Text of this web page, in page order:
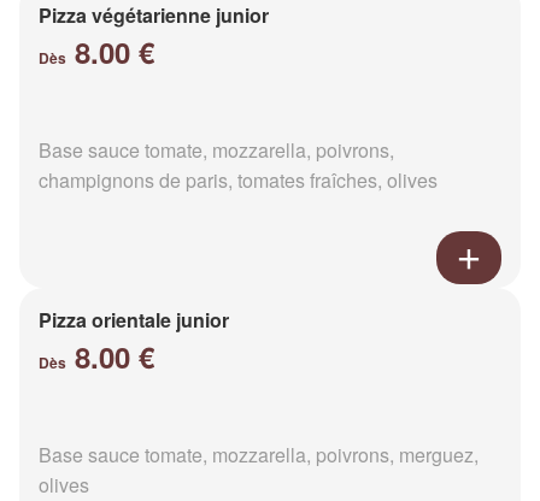
Pizza végétarienne junior
Dès 8.00 €
Base sauce tomate, mozzarella, poivrons,
champignons de paris, tomates fraîches, olives
Pizza orientale junior
Dès 8.00 €
Base sauce tomate, mozzarella, poivrons, merguez,
olives